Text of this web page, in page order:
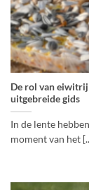
De rol van
uitgebreide gids
In de lente
moment van het